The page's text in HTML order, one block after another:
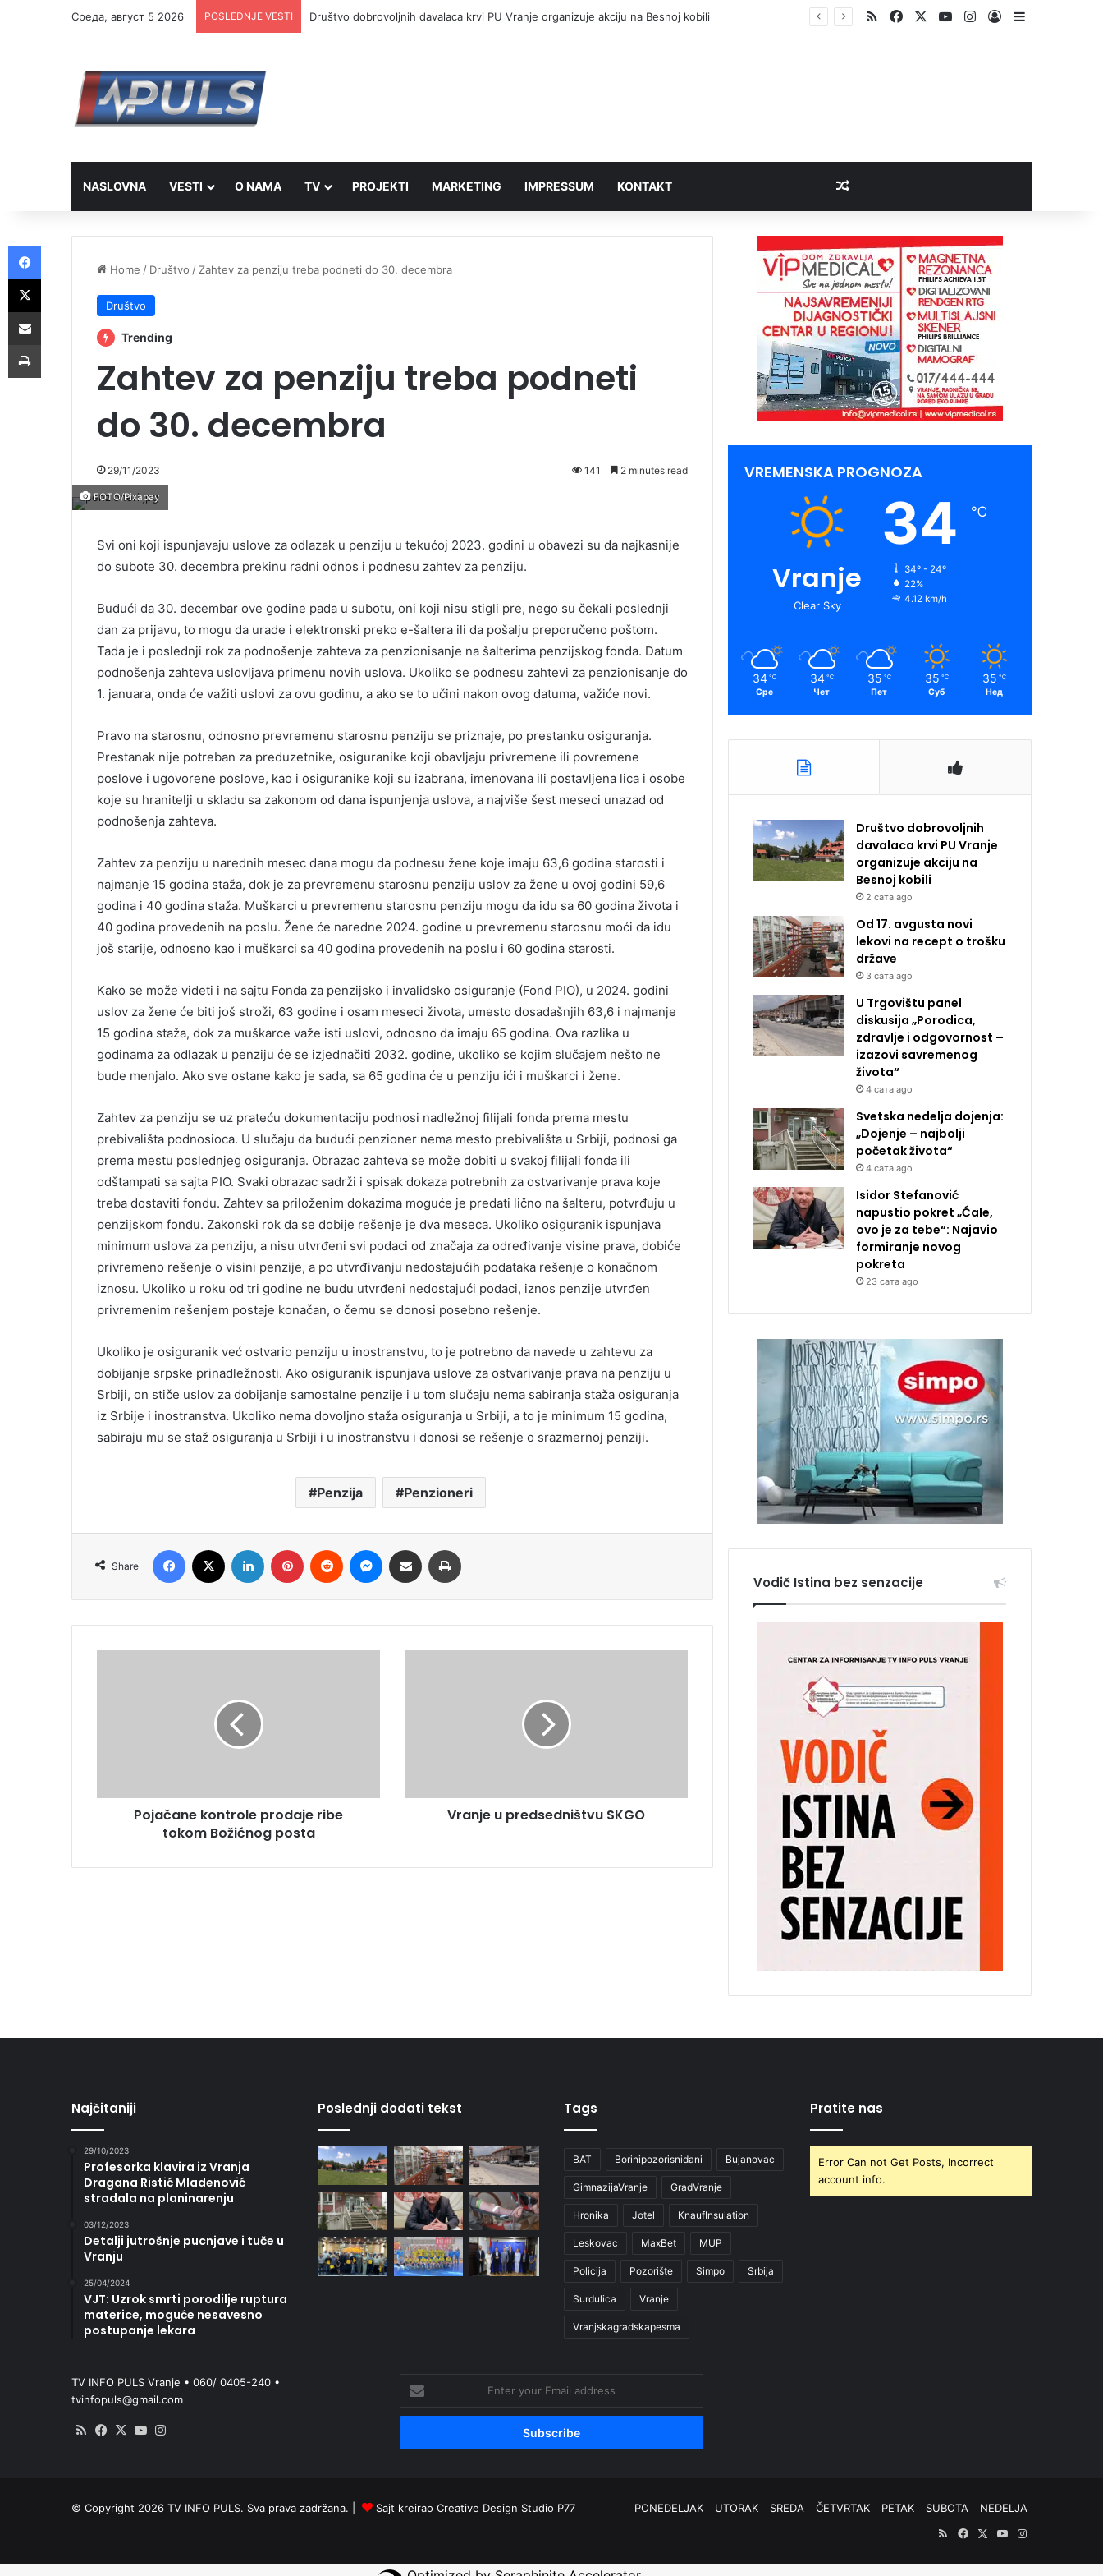
Cреда, август 5 2026 POSLEDNJE VESTI Društvo dobrovoljnih davalaca krvi PU Vranje organizuje akciju na Besnoj kobili RSSFacebookYouTubeInstagram
Log InSidebar
NASLOVNA VESTI O NAMA TV PROJEKTI MARKETING IMPRESSUM KONTAKT Random Article
Home / Društvo / Zahtev za penziju treba podneti do 30. decembra
Društvo
Trending
Zahtev za penziju treba podneti
do 30. decembra
29/11/2023 141 2 minutes read
FOTO/Pixabay
Svi oni koji ispunjavaju uslove za odlazak u penziju u tekućoj 2023. godini u obavezi su da najkasnije
do subote 30. decembra prekinu radni odnos i podnesu zahtev za penziju.
Budući da 30. decembar ove godine pada u subotu, oni koji nisu stigli pre, nego su čekali poslednji
dan za prijavu, to mogu da urade i elektronski preko e-šaltera ili da pošalju preporučeno poštom.
Tada je i poslednji rok za podnošenje zahteva za penzionisanje na šalterima penzijskog fonda. Datum
podnošenja zahteva uslovljava primenu novih uslova. Ukoliko se podnesu zahtevi za penzionisanje do
1. januara, onda će važiti uslovi za ovu godinu, a ako se to učini nakon ovog datuma, važiće novi.
Pravo na starosnu, odnosno prevremenu starosnu penziju se priznaje, po prestanku osiguranja.
Prestanak nije potreban za preduzetnike, osiguranike koji obavljaju privremene ili povremene
poslove i ugovorene poslove, kao i osiguranike koji su izabrana, imenovana ili postavljena lica i osobe
koje su hranitelji u skladu sa zakonom od dana ispunjenja uslova, a najviše šest meseci unazad od
podnošenja zahteva.
Zahtev za penziju u narednih mesec dana mogu da podnesu žene koje imaju 63,6 godina starosti i
najmanje 15 godina staža, dok je za prevremenu starosnu penziju uslov za žene u ovoj godini 59,6
godina i 40 godina staža. Muškarci u prevremenu starosnu penziju mogu da idu sa 60 godina života i
40 godina provedenih na poslu. Žene će naredne 2024. godine u prevremenu starosnu moći da idu
još starije, odnosno kao i muškarci sa 40 godina provedenih na poslu i 60 godina starosti.
Kako se može videti i na sajtu Fonda za penzijsko i invalidsko osiguranje (Fond PIO), u 2024. godini
uslov za žene će biti još stroži, 63 godine i osam meseci života, umesto dosadašnjih 63,6 i najmanje
15 godina staža, dok za muškarce važe isti uslovi, odnosno da imaju 65 godina. Ova razlika u
godinama za odlazak u penziju će se izjednačiti 2032. godine, ukoliko se kojim slučajem nešto ne
bude menjalo. Ako sve ostane kako je sada, sa 65 godina će u penziju ići i muškarci i žene.
Zahtev za penziju se uz prateću dokumentaciju podnosi nadležnoj filijali fonda prema mestu
prebivališta podnosioca. U slučaju da budući penzioner nema mesto prebivališta u Srbiji, podnosi ga
prema mestu poslednjeg osiguranja. Obrazac zahteva se može dobiti u svakoj filijali fonda ili
odštampati sa sajta PIO. Svaki obrazac sadrži i spisak dokaza potrebnih za ostvarivanje prava koje
treba dostaviti fondu. Zahtev sa priloženim dokazima moguće je predati lično na šalteru, potvrđuju u
penzijskom fondu. Zakonski rok da se dobije rešenje je dva meseca. Ukoliko osiguranik ispunjava
minimum uslova za penziju, a nisu utvrđeni svi podaci od značaja za određivanje visine prava, dobiće
privremeno rešenje o visini penzije, a po utvrđivanju nedostajućih podataka rešenje o konačnom
iznosu. Ukoliko u roku od tri godine ne budu utvrđeni nedostajući podaci, iznos penzije utvrđen
privremenim rešenjem postaje konačan, o čemu se donosi posebno rešenje.
Ukoliko je osiguranik već ostvario penziju u inostranstvu, to je potrebno da navede u zahtevu za
dobijanje srpske prinadležnosti. Ako osiguranik ispunjava uslove za ostvarivanje prava na penziju u
Srbiji, on stiče uslov za dobijanje samostalne penzije i u tom slučaju nema sabiranja staža osiguranja
iz Srbije i inostranstva. Ukoliko nema dovoljno staža osiguranja u Srbiji, a to je minimum 15 godina,
sabiraju mu se staž osiguranja u Srbiji i u inostranstvu i donosi se rešenje o srazmernoj penziji.
Penzija Penzioneri
Share
Facebook LinkedIn Pinterest Reddit Messenger
Share via Email
Pojačane kontrole prodaje ribe
tokom Božićnog posta
Vranje u predsedništvu SKGO
VREMENSKA PROGNOZA
Vranje
Clear Sky
34 ℃
34º - 24º
22%
4.12 km/h
34 ℃
Сре
34 ℃
Чет
35 ℃
Пет
35 ℃
Суб
35 ℃
Нед
Društvo dobrovoljnih
davalaca krvi PU Vranje
organizuje akciju na
Besnoj kobili
2 сата ago
Od 17. avgusta novi
lekovi na recept o trošku
države
3 сата ago
U Trgovištu panel
diskusija „Porodica,
zdravlje i odgovornost –
izazovi savremenog
života“
4 сата ago
Svetska nedelja dojenja:
„Dojenje – najbolji
početak života“
4 сата ago
Isidor Stefanović
napustio pokret „Ćale,
ovo je za tebe“: Najavio
formiranje novog
pokreta
23 сата ago
Vodič Istina bez senzacije
Najčitaniji
29/10/2023
Profesorka klavira iz Vranja
Dragana Ristić Mladenović
stradala na planinarenju
03/12/2023
Detalji jutrošnje pucnjave i tuče u
Vranju
25/04/2024
VJT: Uzrok smrti porodilje ruptura
materice, moguće nesavesno
postupanje lekara
Poslednji dodati tekst Tags
BAT Borinipozorisnidani Bujanovac
GimnazijaVranje GradVranje
Hronika Jotel KnaufInsulation
Leskovac MaxBet MUP
Policija Pozorište Simpo Srbija
Surdulica Vranje
Vranjskagradskapesma
Pratite nas
Error Can not Get Posts, Incorrect
account info.
TV INFO PULS Vranje • 060/ 0405-240 •
tvinfopuls@gmail.com
RSS Facebook
X YouTube
your
Email
© Copyright 2026 TV INFO PULS. Sva prava zadržana. | Sajt kreirao Creative Design Studio P77 PONEDELJAK UTORAK SREDA ČETVRTAK PETAK SUBOTA
NEDELJA
RSSFacebook
X YouTubeInstagram
Facebook
X
Share via Email